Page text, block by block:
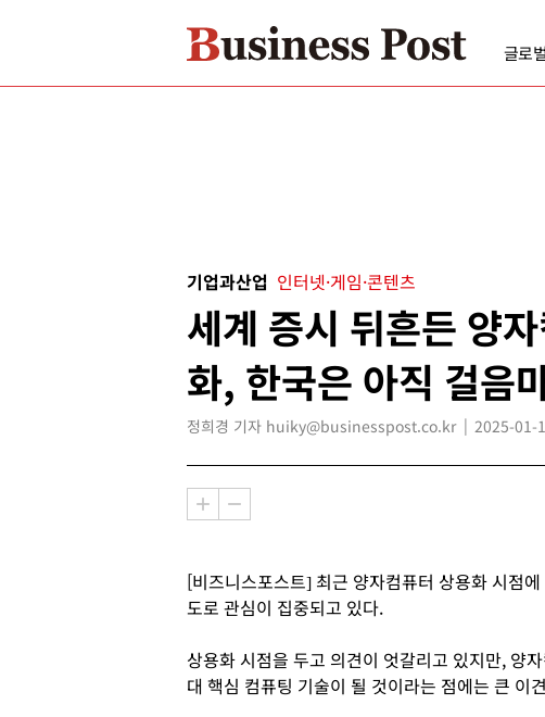
글로벌
기업과산업 인터넷·게임·콘텐츠
세계 증시 뒤흔든 양
화, 한국은 아직 걸음
정희경 기자 huiky@businesspost.co.kr 2025-01-
[비즈니스포스트] 최근 양자컴퓨터 상용화 시점
도로 관심이 집중되고 있다.
상용화 시점을 두고 의견이 엇갈리고 있지만, 양
대 핵심 컴퓨팅 기술이 될 것이라는 점에는 큰 이